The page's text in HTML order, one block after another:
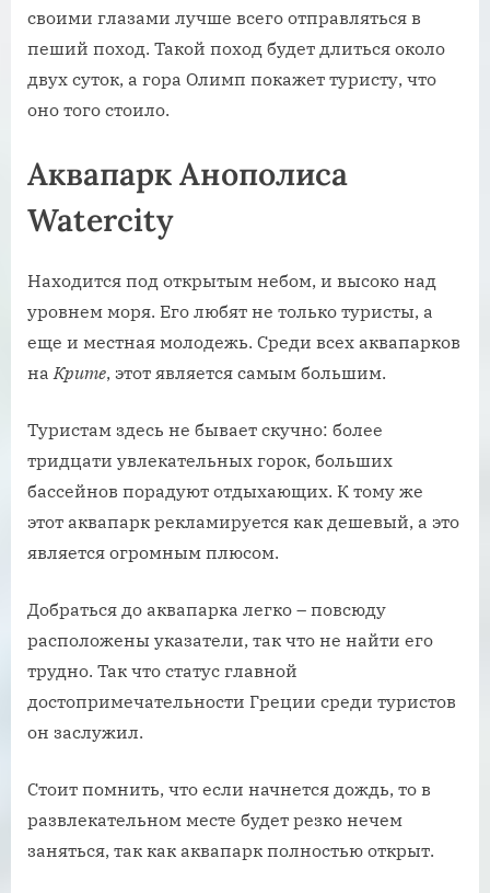
своими глазами лучше всего отправляться в
пеший поход. Такой поход будет длиться около
двух суток, а гора Олимп покажет туристу, что
оно того стоило.
Аквапарк Анополиса
Watercity
Находится под открытым небом, и высоко над
уровнем моря. Его любят не только туристы, а
еще и местная молодежь. Среди всех аквапарков
наКрите, этот является самым большим.
Туристам здесь не бывает скучно: более
тридцати увлекательных горок, больших
бассейнов порадуют отдыхающих. К тому же
этот аквапарк рекламируется как дешевый, а это
является огромным плюсом.
Добраться до аквапарка легко – повсюду
расположены указатели, так что не найти его
трудно. Так что статус главной
достопримечательности Греции среди туристов
он заслужил.
Стоит помнить, что если начнется дождь, то в
развлекательном месте будет резко нечем
заняться, так как аквапарк полностью открыт.